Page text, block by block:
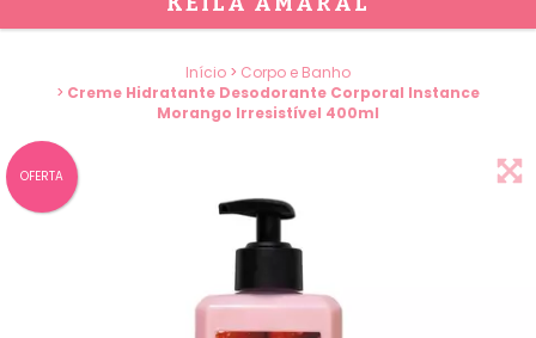
Início > Corpo e Banho
> Creme Hidratante Desodorante Corporal Instance
Morango Irresistível 400ml
OFERTA